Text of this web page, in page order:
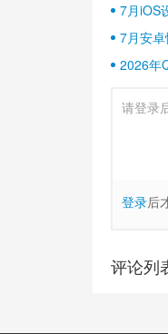
7月iOS
7月安
2026年
登录后
评论列